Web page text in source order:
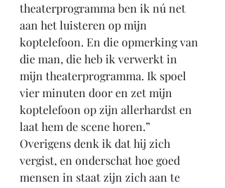
theaterprogramma ben ik nú net
aan het luisteren op mijn
koptelefoon. En die opmerking van
die man, die heb ik verwerkt in
mijn theaterprogramma. Ik spoel
vier minuten door en zet mijn
koptelefoon op zijn allerhardst en
laat hem de scene horen.”
Overigens denk ik dat hij zich
vergist, en onderschat hoe goed
mensen in staat zijn zich aan te